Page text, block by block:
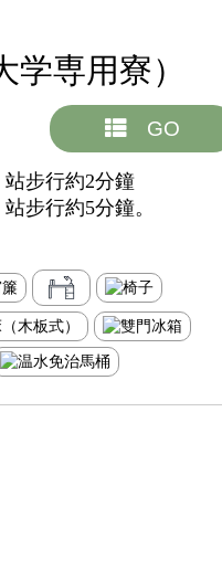
専用寮）
GO
步行約2分鐘
步行約5分鐘。